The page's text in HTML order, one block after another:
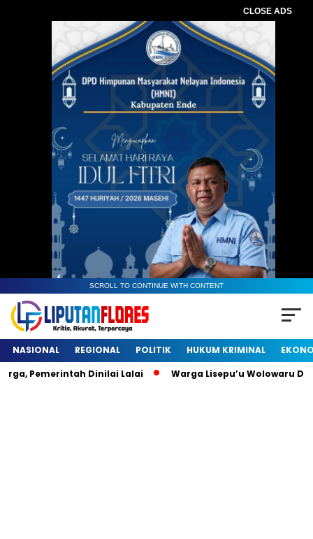
CLOSE ADS
SCROLL TO CONTINUE WITH CONTENT
NASIONAL REGIONAL POLITIK HUKUM KRIMINAL
Pemerintah Dinilai Lalai
Warga Lisepu’u Wolowaru